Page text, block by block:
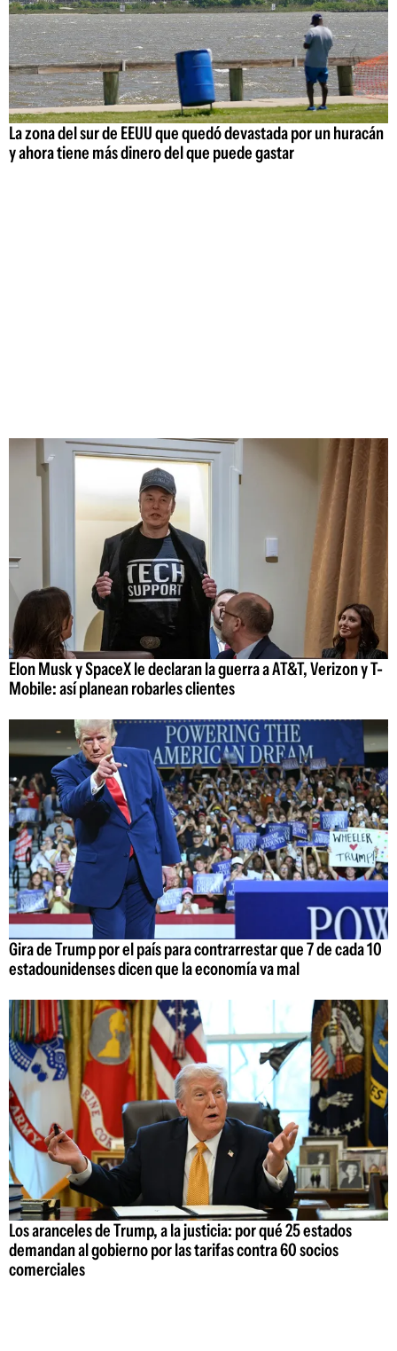
La zona del sur de EEUU que quedó devastada por un huracán
y ahora tiene más dinero del que puede gastar
Elon Musk y SpaceX le declaran la guerra a AT&T, Verizon y T-
Mobile: así planean robarles clientes
Gira de Trump por el país para contrarrestar que 7 de cada 10
estadounidenses dicen que la economía va mal
Los aranceles de Trump, a la justicia: por qué 25 estados
demandan al gobierno por las tarifas contra 60 socios
comerciales